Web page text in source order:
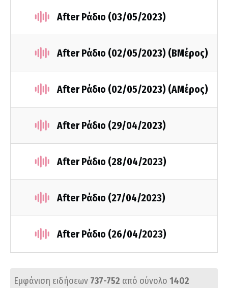
After Ράδιο (03/05/2023)
After Ράδιο (02/05/2023) (Β΄Μέρος)
After Ράδιο (02/05/2023) (Α΄Μέρος)
After Ράδιο (29/04/2023)
After Ράδιο (28/04/2023)
After Ράδιο (27/04/2023)
After Ράδιο (26/04/2023)
Εμφάνιση ειδήσεων 737-752 από σύνολο 1402